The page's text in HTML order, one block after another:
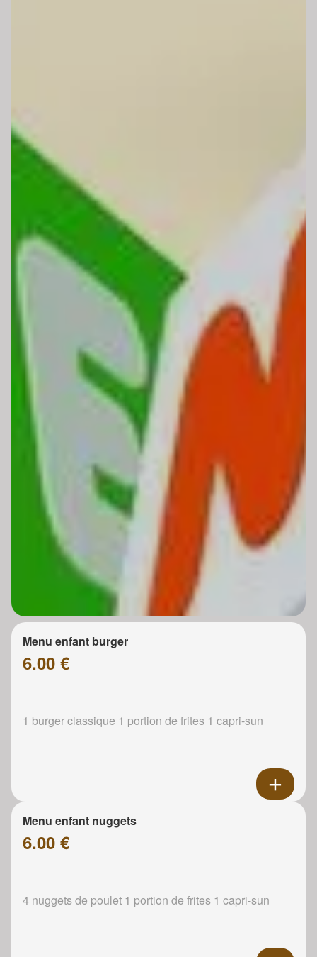
Menu enfant burger
6.00 €
1 burger classique 1 portion de frites 1 capri-sun
Menu enfant nuggets
6.00 €
4 nuggets de poulet 1 portion de frites 1 capri-sun